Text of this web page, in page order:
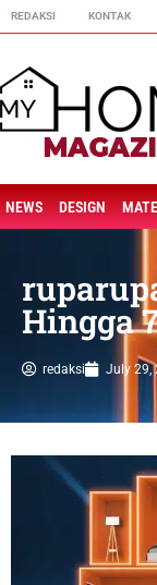
REDAKSI KONTAK
NEWS DESIGN
Hingga
redaksi July 29,